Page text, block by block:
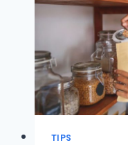
TIPS